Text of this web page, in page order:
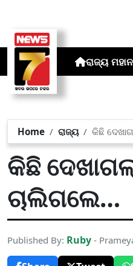
ରାଜ୍ୟ
Home ରାଜ୍ୟ କିଛି
କିଛି
ଚାଲିଗଲେ…
Published By: Ruby -